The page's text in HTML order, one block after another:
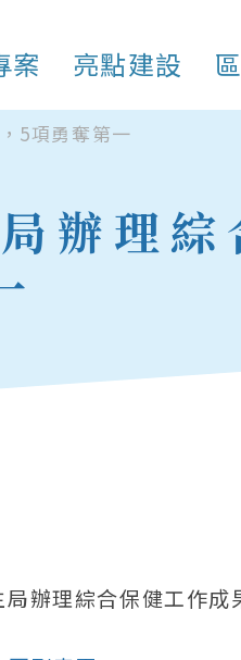
案 亮點建設
5項勇奪第一
辦理綜
辦理綜合保健工作成